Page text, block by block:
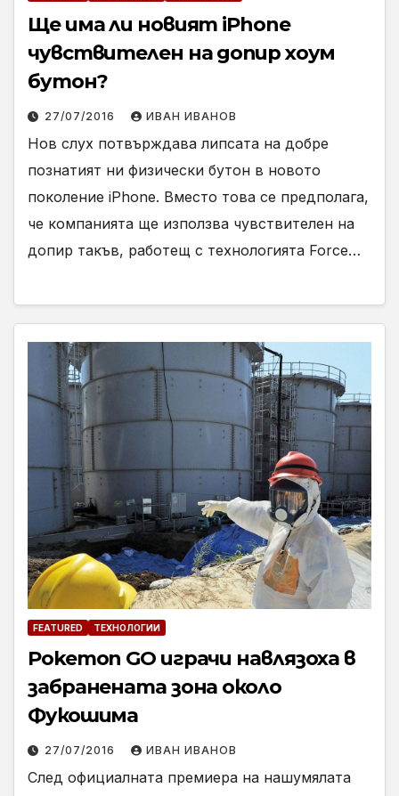
Ще има ли новият iPhone
чувствителен на допир хоум
бутон?
27/07/2016 ИВАН ИВАНОВ
Нов слух потвърждава липсата на добре
познатият ни физически бутон в новото
поколение iPhone. Вместо това се предполага,
че компанията ще използва чувствителен на
допир такъв, работещ с технологията Force…
FEATURED ТЕХНОЛОГИИ
Pokemon GO играчи навлязоха в
забранената зона около
Фукошима
27/07/2016 ИВАН ИВАНОВ
След официалната премиера на нашумялата